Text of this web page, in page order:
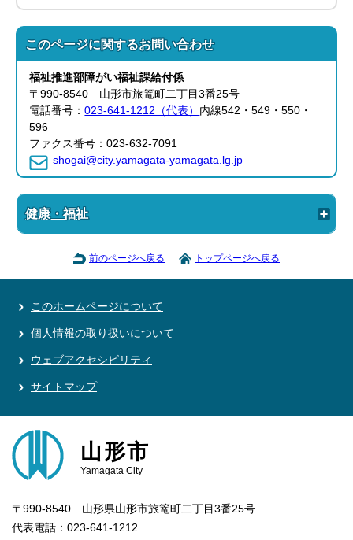
このページに関するお問い合わせ
福祉推進部障がい福祉課給付係
〒990-8540 山形市旅篭町二丁目3番25号
電話番号：023-641-1212（代表） 内線542・549・550・
596
ファクス番号：023-632-7091
shogai@city.yamagata-yamagata.lg.jp
健康・福祉
前のページへ戻る トップページへ戻る
このホームページについて
個人情報の取り扱いについて
ウェブアクセシビリティ
サイトマップ
山形市
Yamagata City
〒990-8540 山形県山形市旅篭町二丁目3番25号
代表電話：023-641-1212